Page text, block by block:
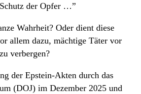
der Opfer …”
Wahrheit? Oder dient diese
allem dazu, mächtige Täter vor
verbergen?
der Epstein-Akten durch das
(DOJ) im Dezember 2025 und